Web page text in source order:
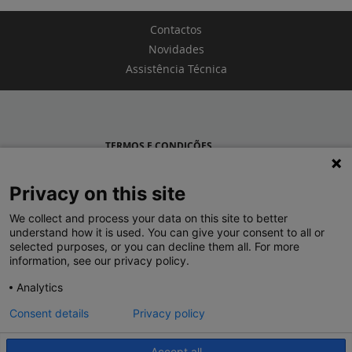
Contactos
Novidades
Assistência Técnica
TERMOS E CONDIÇÕES
LEGRAND PORTUGAL
GRUPO LEGRAND NO MUNDO
Privacy on this site
We collect and process your data on this site to better
understand how it is used. You can give your consent to all or
selected purposes, or you can decline them all. For more
information, see our privacy policy.
Analytics
Consent details Privacy policy